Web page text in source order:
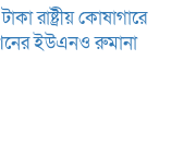
রাষ্ট্রীয় কোষাগারে
ইউএনও রুমানা